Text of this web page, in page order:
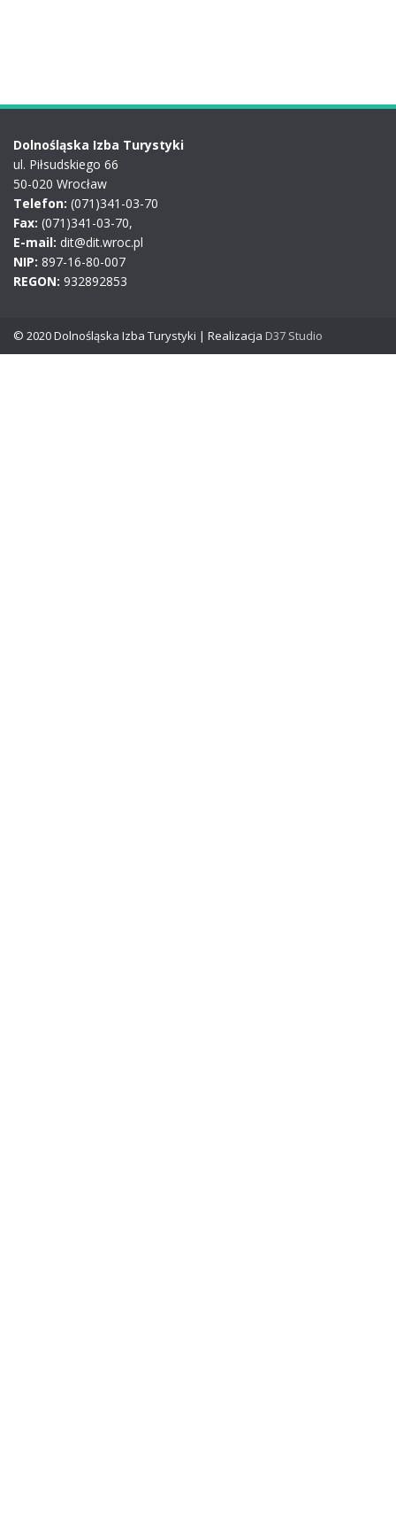
Dolnośląska Izba Turystyki
ul. Piłsudskiego 66
50-020 Wrocław
Telefon: (071)341-03-70
Fax: (071)341-03-70,
E-mail: dit@dit.wroc.pl
NIP: 897-16-80-007
REGON: 932892853
© 2020 Dolnośląska Izba Turystyki | Realizacja D37 Studio